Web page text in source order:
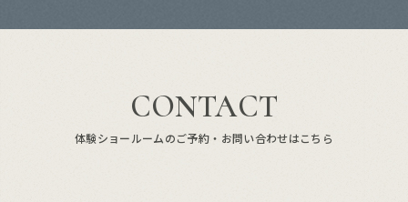
CONTACT
体験ショールームのご予約・お問い合わせはこちら